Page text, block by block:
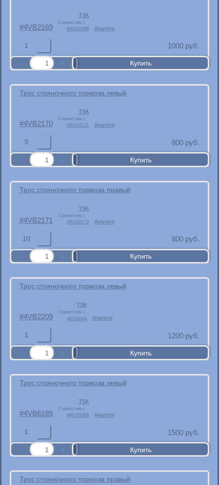
4VB2169
TSK
Совместим с
MN102298
Аналоги
1 1000 руб.
Трос стояночного тормоза левый
4VB2170
TSK
Совместим с
MN102171
Аналоги
9 800 руб.
Трос стояночного тормоза правый
4VB2171
TSK
Совместим с
MN102172
Аналоги
10 800 руб.
Трос стояночного тормоза левый
4VB2209
TSK
Совместим с
4820A049
Аналоги
1 1200 руб.
Трос стояночного тормоза левый
4VB6185
TSK
Совместим с
MR235306
Аналоги
1 1500 руб.
Трос стояночного тормоза правый